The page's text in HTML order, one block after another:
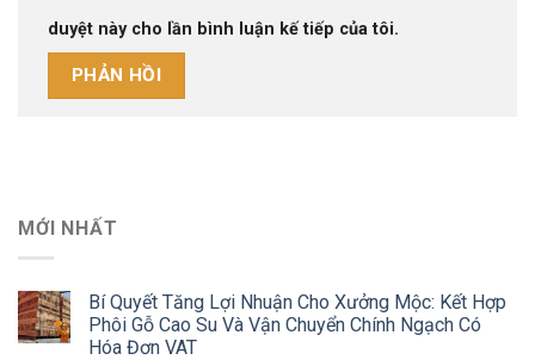
duyệt này cho lần bình luận kế tiếp của tôi.
MỚI NHẤT
Bí Quyết Tăng Lợi Nhuận Cho Xưởng Mộc: Kết Hợp
Phôi Gỗ Cao Su Và Vận Chuyển Chính Ngạch Có
Hóa Đơn VAT